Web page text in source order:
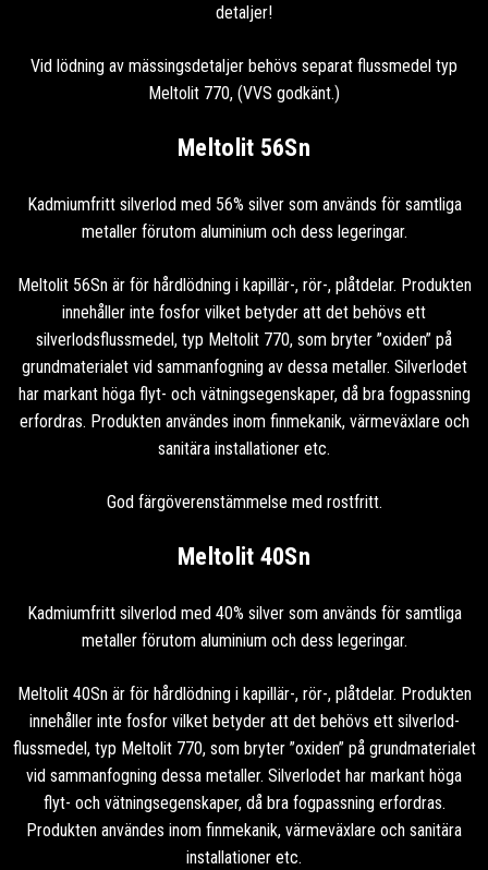
detaljer!
Vid lödning av mässingsdetaljer behövs separat flussmedel typ
Meltolit 770, (VVS godkänt.)
Meltolit 56Sn
Kadmiumfritt silverlod med 56% silver som används för samtliga
metaller förutom aluminium och dess legeringar.
Meltolit 56Sn är för hårdlödning i kapillär-, rör-, plåtdelar. Produkten
innehåller inte fosfor vilket betyder att det behövs ett
silverlodsflussmedel, typ Meltolit 770, som bryter ”oxiden” på
grundmaterialet vid sammanfogning av dessa metaller. Silverlodet
har markant höga flyt- och vätningsegenskaper, då bra fogpassning
erfordras. Produkten användes inom finmekanik, värmeväxlare och
sanitära installationer etc.
God färgöverenstämmelse med rostfritt.
Meltolit 40Sn
Kadmiumfritt silverlod med 40% silver som används för samtliga
metaller förutom aluminium och dess legeringar.
Meltolit 40Sn är för hårdlödning i kapillär-, rör-, plåtdelar. Produkten
innehåller inte fosfor vilket betyder att det behövs ett silverlod-
flussmedel, typ Meltolit 770, som bryter ”oxiden” på grundmaterialet
vid sammanfogning dessa metaller. Silverlodet har markant höga
flyt- och vätningsegenskaper, då bra fogpassning erfordras.
Produkten användes inom finmekanik, värmeväxlare och sanitära
installationer etc.